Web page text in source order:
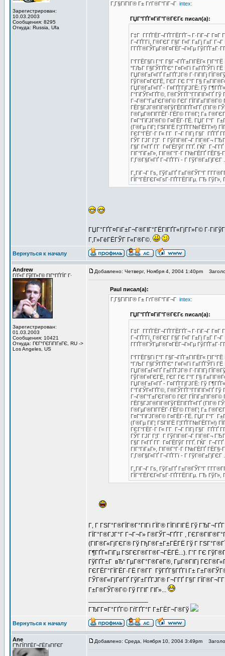
Зарегистрирован:
10.03.2003
Сообщения: 8295
Откуда: Russia, Ufa
Г‚Г§ГїГІГ® Г± ГґГ®Г°ГіГ¬Г intex:
ГЏГ°ГҐГ¤ГіГ°Г®ГЄГє писал(а):
Г‡Г Г­ГҐГЁГ¬ГҐГ­ГЁГҐГ¬ Г·ГіГ¬Г Г¤Г
Г¬ГҐГ­Гї, Г®ГЄГ Г§Г Г«Г Г±Гј Г±Г
Г­ГҐГ®ГЎГµГ®Г¤ГЁГ¬Г»Гµ
Г‘Г­ГЁГ§Гі Г°Г Г§Г¬ГҐГ±ГІГЁГ«
"ГЉГ Г§ГЎГҐГЄ" Г¤Г«Гї Г±ГҐГЎГї
ГЏГ®Г±Г«ГҐ Г±ГҐГЈГ® Г·ГіГІГј
ГўГ®Г¤ГЄГЁ, ГЄГ ГЄ Г°Г Г§
ГЏГ®Г±Г«ГҐ - Г¤ГҐГ­ГјГЈГЁ: Гў
Г°ГіГЎГ«ГҐГ©, Г®ГЎГҐГ°Г­ГіГІГ»ГҐ
Г¬Г®Г°Г±ГЄГ®Г© ГЄГ ГЇГіГ±ГІГ®Г©
ГЁГ§ГЈГ®ГІГ®ГўГЁГІГҐГ«ГҐ (ГІГ®
Г®ГµГ®ГІГ­ГЁГ·ГЁГ© Г­Г®Г¦ Г±
Г¤Г°ГіГЈГ®Г© Г¤ГЁГ·ГЁ. ГЏГ Г°Г
(Г®Гµ ГіГ¦ ГЅГІГЁ Г¦ГҐГ­Г№ГЁГ­Г»!)
ГЄГ°ГЁГ·Г Г« Г­Г Г¬Г ГІГј Г§Г ГҐГҐ
ГЎГ ГЈГ Г¦Г Г ГўГІГ®Г¬Г ГІГ®Г¬
Г§Г Г«ГҐ Г­Г Г¤ГЁГўГ Г­ГҐ. ГЌГ
ГІГ°ГіГ±Г», ГІГ®Г°Г·Г Г№ГЁГҐ ГЁГ§-
Г‚Г®Г§Г«ГҐ Г¬ГҐГ­Гї - Г
Г„ГіГ¬Г Гѕ, ГўГ±ГҐ Г±Г®ГЎГ°Г
ГЇГ°ГЁГЄГ«ГѕГ·ГҐГ­ГЁГїГµ. ГЂ ГўГ»,
ГЏГ°ГҐГ¤ГіГ±Г¬Г®ГІГ°ГЁГІГҐГ«ГјГ­Г»Г©
Г‚Г»ГёГЁГЎГ Г«Г®Г©.
Вернуться к началу
Andrew
ГѓГ«Г ГўГ­Г»Г© ГІГ°ГҐГЇГ Г·
Зарегистрирован:
01.03.2003
Сообщения: 10421
Откуда: Г€Г°ГЄГіГІГ±ГЄ, RU ->
Los Angeles, US
Добавлено: Четверг, Ноября 4, 2004 1:40pm
Paul писал(а):
Г‚Г§ГїГІГ® Г± ГґГ®Г°ГіГ¬Г intex:
ГЏГ°ГҐГ¤ГіГ°Г®ГЄГє писал(а):
Г‡Г Г­ГҐГЁГ¬ГҐГ­ГЁГҐГ¬ Г·ГіГ¬Г Г¤Г
Г¬ГҐГ­Гї, Г®ГЄГ Г§Г Г«Г Г±Гј Г±Г
Г­ГҐГ®ГЎГµГ®Г¤ГЁГ¬Г»Гµ
Г‘Г­ГЁГ§Гі Г°Г Г§Г¬ГҐГ±ГІГЁГ«
"ГЉГ Г§ГЎГҐГЄ" Г¤Г«Гї Г±ГҐГЎГї
ГЏГ®Г±Г«ГҐ Г±ГҐГЈГ® Г·ГіГІГј
ГўГ®Г¤ГЄГЁ, ГЄГ ГЄ Г°Г Г§
ГЏГ®Г±Г«ГҐ - Г¤ГҐГ­ГјГЈГЁ: Гў
Г°ГіГЎГ«ГҐГ©, Г®ГЎГҐГ°Г­ГіГІГ»ГҐ
Г¬Г®Г°Г±ГЄГ®Г© ГЄГ ГЇГіГ±ГІГ®Г©
ГЁГ§ГЈГ®ГІГ®ГўГЁГІГҐГ«ГҐ (ГІГ®
Г®ГµГ®ГІГ­ГЁГ·ГЁГ© Г­Г®Г¦ Г±
Г¤Г°ГіГЈГ®Г© Г¤ГЁГ·ГЁ. ГЏГ Г°Г
(Г®Гµ ГіГ¦ ГЅГІГЁ Г¦ГҐГ­Г№ГЁГ­Г»!)
ГЄГ°ГЁГ·Г Г« Г­Г Г¬Г ГІГј Г§Г ГҐГҐ
ГЎГ ГЈГ Г¦Г Г ГўГІГ®Г¬Г ГІГ®Г¬
Г§Г Г«ГҐ Г­Г Г¤ГЁГўГ Г­ГҐ. ГЌГ
ГІГ°ГіГ±Г», ГІГ®Г°Г·Г Г№ГЁГҐ ГЁГ§-
Г‚Г®Г§Г«ГҐ Г¬ГҐГ­Гї - Г
Г„ГіГ¬Г Гѕ, ГўГ±ГҐ Г±Г®ГЎГ°Г
ГЇГ°ГЁГЄГ«ГѕГ·ГҐГ­ГЁГїГµ. ГЂ ГўГ»,
Г‚ Г ГЅГ°Г®ГЇГ®Г°ГІГі ГЇГ® ГЇГіГІГЁ Гў
ГЇГ°Г®ГЈГ°Г Г¬Г¬Г» Г®ГЎГ¬ГҐГ­Г ,
(ГІГ®Г«ГјГЄГ® Гў ГђГ®Г±Г±ГЁГЁ Гў Г
Г¶ГҐГ«ГїГµ ГЅГЄГ®Г­Г®Г¬ГЁГЁ...). Г’Г ГЄ
ГўГҐГ±Г вЂ“ ГµГ®Г°Г®ГёГ®, ГµГ®ГІГј
ГЄГЁГ°ГЇГЁГ·ГЁ Г®Г­Г ГўГҐГ§ГҐГІ Г±
ГЎГ®Г«ГјГёГҐ ГўГ±ГҐГЈГ® Г¬Г­ГҐ Г§Г
Г±Г®ГЎГ®Г© Гў ГГІГ ГІГ»...
ГЂГ­Г¤Г°ГҐГ© ГѓГҐГ°Г Г±ГЁГ¬Г®Гў
Вернуться к началу
Ane
ГЋГЇГІГЁГ¬ГЁГ±ГІГЄГ
Добавлено: Среда, Ноября 10, 2004 3:49pm